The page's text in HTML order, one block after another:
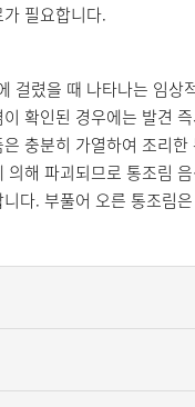
필요합니다.
걸렸을 때 나타나는 임상
확인된 경우에는 발견
충분히 가열하여 조리
의해 파괴되므로 통조림
다. 부풀어 오른 통조림